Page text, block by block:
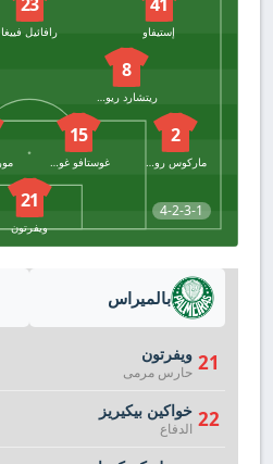
4-2-3-1
إستيفاو رافائيل فييغا
8
ريتشارد ريوس
2
ماركوس روشا
15
غوستافو غوميز
21
ويفرتون
بالميراس
21 ويفرتون
حارس مرمى
22 خواكين بيكيريز
الدفاع